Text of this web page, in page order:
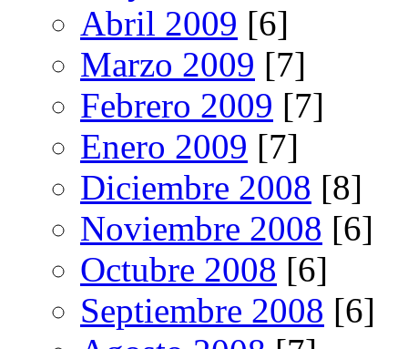
Abril 2009 [6]
Marzo 2009 [7]
Febrero 2009 [7]
Enero 2009 [7]
Diciembre 2008 [8]
Noviembre 2008 [6]
Octubre 2008 [6]
Septiembre 2008 [6]